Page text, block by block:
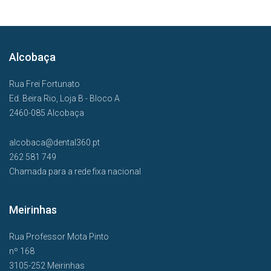
Alcobaça
Rua Frei Fortunato
Ed. Beira Rio, Loja B - Bloco A
2460-085 Alcobaça
alcobaca@dental360.pt
262 581 749
Chamada para a rede fixa nacional
Meirinhas
Rua Professor Mota Pinto
nº 168
3105-252 Meirinhas